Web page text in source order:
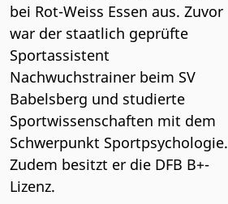
bei Rot-Weiss Essen aus. Zuvor
war der staatlich geprüfte
Sportassistent
Nachwuchstrainer beim SV
Babelsberg und studierte
Sportwissenschaften mit dem
Schwerpunkt Sportpsychologie.
Zudem besitzt er die DFB B+-
Lizenz.